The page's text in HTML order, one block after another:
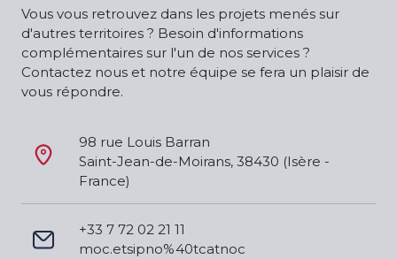
Vous vous retrouvez dans les projets menés sur
d'autres territoires ? Besoin d'informations
complémentaires sur l'un de nos services ?
Contactez nous et notre équipe se fera un plaisir de
vous répondre.
98 rue Louis Barran
Saint-Jean-de-Moirans, 38430 (Isère -
France)
+33 7 72 02 21 11
moc.etsipno%40tcatnoc